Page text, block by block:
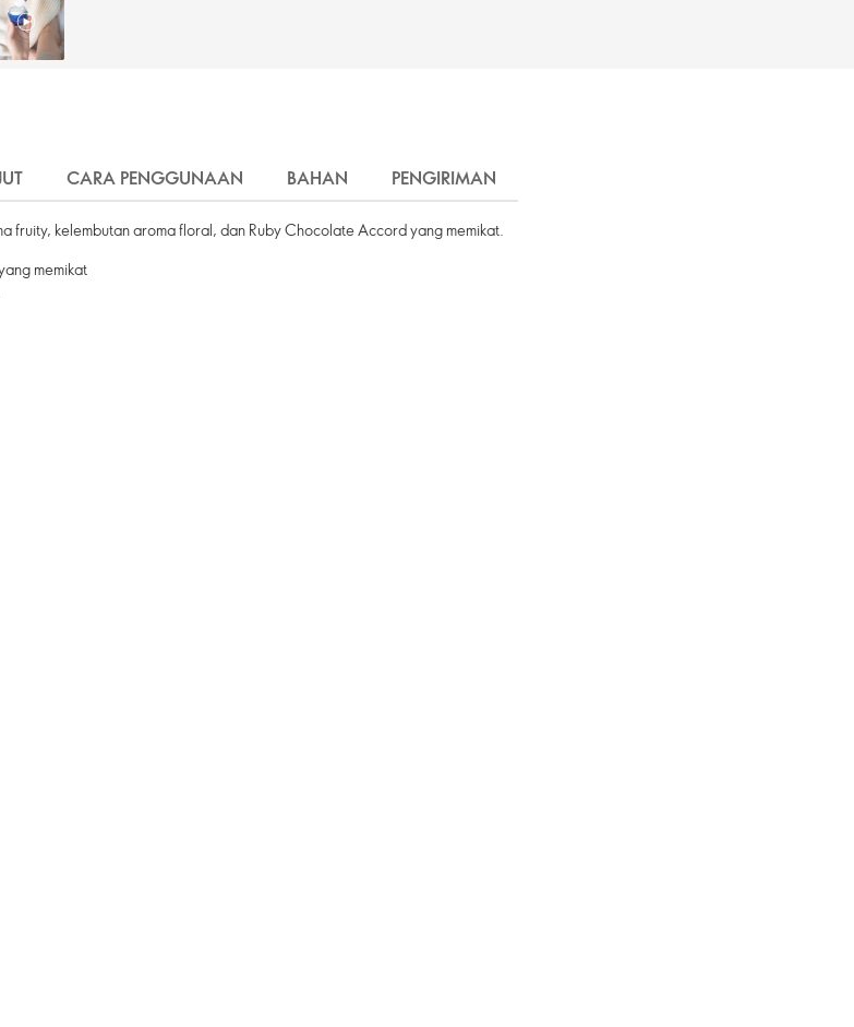
CARA PENGGUNAAN BAHAN PENGIRIMAN
kelembutan aroma floral, dan Ruby Chocolate Accord yang memikat.
memikat